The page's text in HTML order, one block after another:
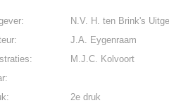
N.V. H. ten Brink's
J.A. Eygenraam
M.J.C. Kolvoort
2e druk